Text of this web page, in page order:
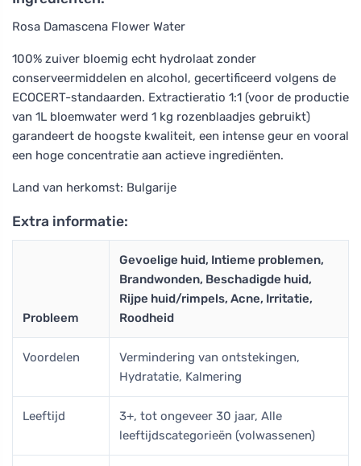
Rosa Damascena Flower Water
100% zuiver bloemig echt hydrolaat zonder
conserveermiddelen en alcohol, gecertificeerd volgens de
ECOCERT-standaarden. Extractieratio 1:1 (voor de productie
van 1L bloemwater werd 1 kg rozenblaadjes gebruikt)
garandeert de hoogste kwaliteit, een intense geur en vooral
een hoge concentratie aan actieve ingrediënten.
Land van herkomst: Bulgarije
Extra informatie:
Probleem
Gevoelige huid, Intieme problemen,
Brandwonden, Beschadigde huid,
Rijpe huid/rimpels, Acne, Irritatie,
Roodheid
Voordelen
Vermindering van ontstekingen,
Hydratatie, Kalmering
Leeftijd
3+, tot ongeveer 30 jaar, Alle
leeftijdscategorieën (volwassenen)